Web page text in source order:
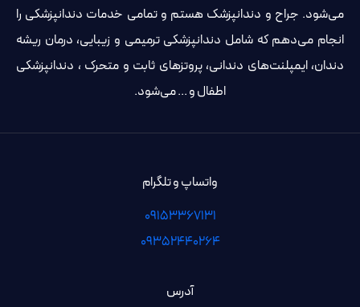
می‌شود. جراح و دندانپزشک هستم و تمامی خدمات دندانپزشکی را
انجام می‌دهم که شامل دندانپزشکی ترمیمی و زیبایی، درمان ریشه
دندان، ایمپلنت‌های دندانی، پروتزهای ثابت و متحرک ، دندانپزشکی
اطفال و ... می‌شود.
واتساپ و تلگرام
09153367131
۰۹۳۵۲۴۴۰۲۶۴
آدرس